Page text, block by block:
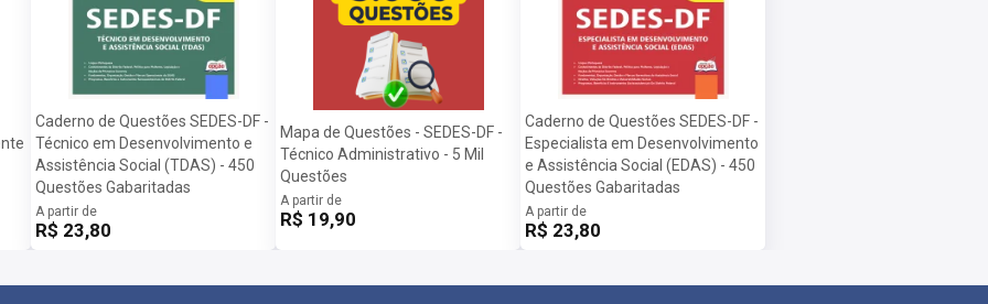
Caderno de Questões SEDES-DF -
Técnico em Desenvolvimento e
Assistência Social (TDAS) - 450
Questões Gabaritadas
A partir de
R$ 23,80
Mapa de Questões - SEDES-DF -
Técnico Administrativo - 5 Mil
Questões
A partir de
R$ 19,90
Caderno de Questões SEDES-DF -
Especialista em Desenvolvimento
e Assistência Social (EDAS) - 450
Questões Gabaritadas
A partir de
R$ 23,80